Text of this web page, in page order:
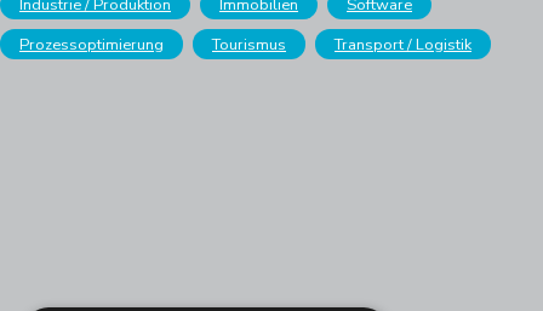
Industrie / Produktion
Immobilien
Software
Prozessoptimierung
Tourismus Transport / Logistik